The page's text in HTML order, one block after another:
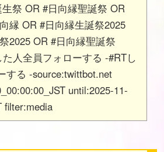
祭 OR #日向縁聖誕祭 OR
縁 OR #日向縁生誕祭2025
2025 OR #日向縁聖誕祭
人全員フォローする -#RTし
する -source:twittbot.net
until:2025-11-
filter:media